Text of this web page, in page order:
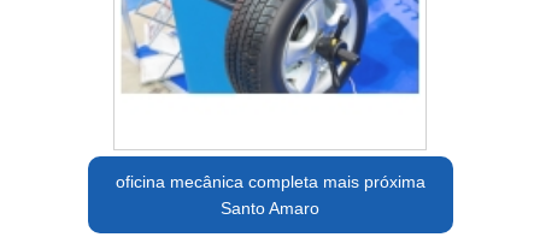
oficina mecânica completa mais próxima
Santo Amaro